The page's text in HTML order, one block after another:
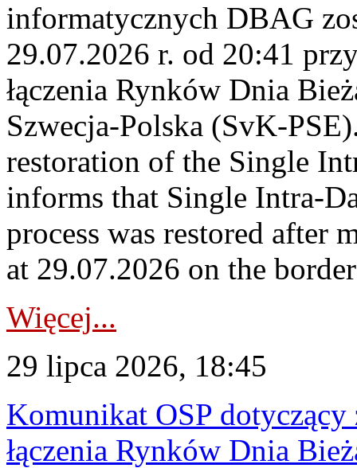
informatycznych DBAG
29.07.2026 r. od 20:41
łączenia Rynków Dnia
Szwecja-Polska (SvK-
restoration of the Single
informs that Single Intra-
process was restored after
at 29.07.2026 on the
Więcej...
29 lipca 2026, 18:45
Komunikat OSP dotyczący
łączenia Rynków Dnia